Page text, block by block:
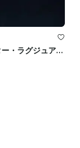
イスラエル、エイラットのチャーター・ラグジュアリー・フェレティ・パワー・メガ・ヨット